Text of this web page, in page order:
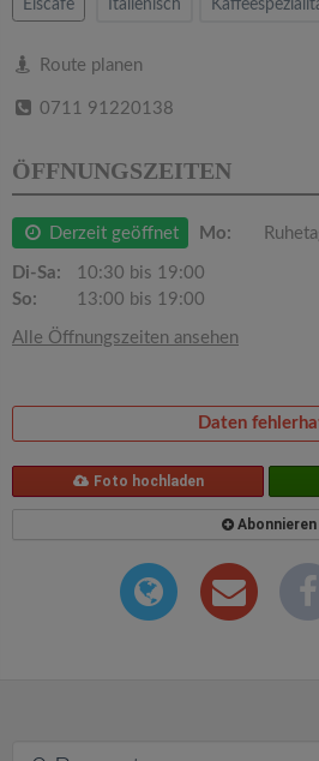
Eiscafe Italienisch
Route planen
0711 91220138
ÖFFNUNGSZEITEN
Derzeit geöffnet Mo:
Di-Sa:
10:30 bis 19:00
So:
13:00 bis 19:00
Alle Öffnungszeiten ansehen
Daten
Foto hochladen
Abonnieren
i
a
n